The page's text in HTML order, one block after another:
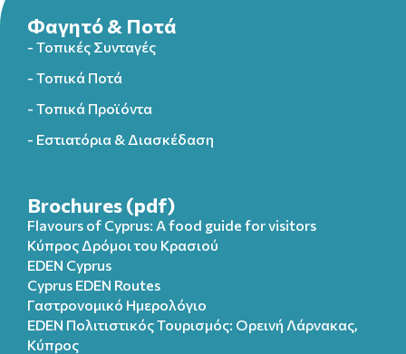
Φαγητό & Ποτά
- Τοπικές Συνταγές
- Τοπικά Ποτά
- Τοπικά Προϊόντα
- Εστιατόρια & Διασκέδαση
Brochures (pdf)
Flavours of Cyprus: A food guide for visitors
Κύπρος Δρόμοι του Κρασιού
EDEN Cyprus
Cyprus EDEN Routes
Γαστρονομικό Ημερολόγιο
EDEN Πολιτιστικός Τουρισμός: Ορεινή Λάρνακας,
Κύπρος